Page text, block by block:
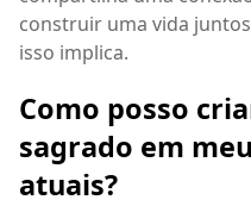
construir uma vida
isso implica.
Como posso
sagrado em
atuais?